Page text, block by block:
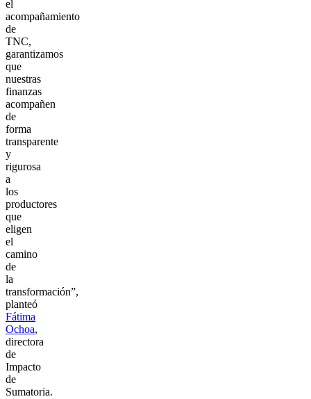
el
acompañamiento
de
TNC,
garantizamos
que
nuestras
finanzas
acompañen
de
forma
transparente
y
rigurosa
a
los
productores
que
eligen
el
camino
de
la
transformación”,
planteó
Fátima
Ochoa,
directora
de
Impacto
de
Sumatoria.